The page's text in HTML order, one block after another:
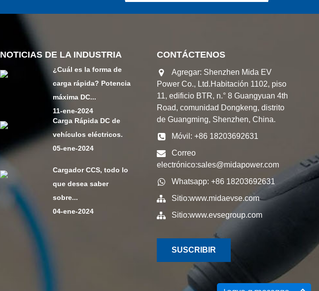
NOTICIAS DE LA INDUSTRIA
¿Cuál es la forma de
carga rápida? Potencia
máxima DC...
11-ene-2024
Carga Rápida DC de
vehículos eléctricos.
05-ene-2024
Cargador CCS, todo lo
que desea saber
sobre...
04-ene-2024
CONTÁCTENOS
Agregar: Shenzhen Mida EV
Power Co., Ltd.Habitación 1102, piso
11, edificio BTR, n.° 8 Guangyuan 4th
Road, comunidad Dongkeng, distrito
de Guangming, Shenzhen, China.
Móvil: +86 18203692631
Correo
electrónico:sales@midapower.com
Whatsapp: +86 18203692631
Sitio:www.midaevse.com
Sitio:www.evsegroup.com
SUSCRIBIR